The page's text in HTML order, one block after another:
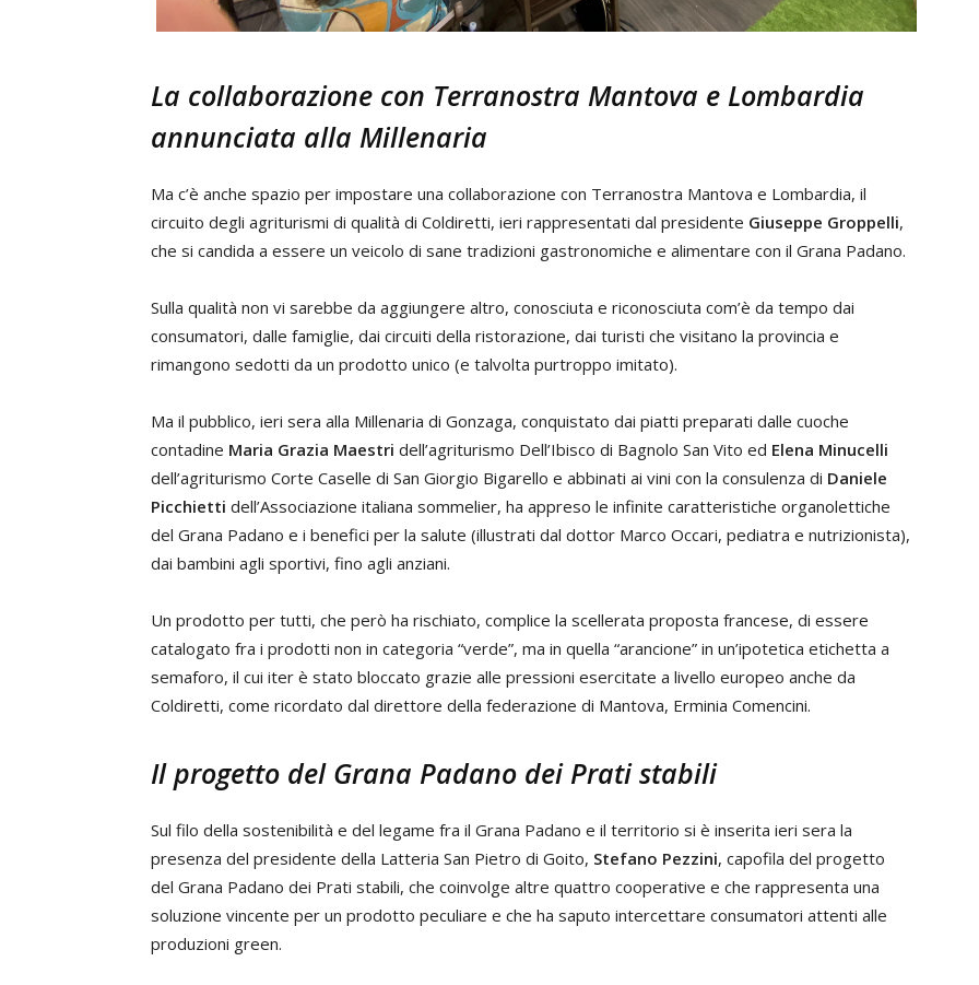
La collaborazione con Terranostra Mantova e Lombardia
annunciata alla Millenaria
Ma c’è anche spazio per impostare una collaborazione con Terranostra Mantova e Lombardia, il
circuito degli agriturismi di qualità di Coldiretti, ieri rappresentati dal presidente Giuseppe Groppelli,
che si candida a essere un veicolo di sane tradizioni gastronomiche e alimentare con il Grana Padano.
Sulla qualità non vi sarebbe da aggiungere altro, conosciuta e riconosciuta com’è da tempo dai
consumatori, dalle famiglie, dai circuiti della ristorazione, dai turisti che visitano la provincia e
rimangono sedotti da un prodotto unico (e talvolta purtroppo imitato).
Ma il pubblico, ieri sera alla Millenaria di Gonzaga, conquistato dai piatti preparati dalle cuoche
contadine Maria Grazia Maestri dell’agriturismo Dell’Ibisco di Bagnolo San Vito ed Elena Minucelli
dell’agriturismo Corte Caselle di San Giorgio Bigarello e abbinati ai vini con la consulenza di Daniele
Picchietti dell’Associazione italiana sommelier, ha appreso le infinite caratteristiche organolettiche
del Grana Padano e i benefici per la salute (illustrati dal dottor Marco Occari, pediatra e nutrizionista),
dai bambini agli sportivi, fino agli anziani.
Un prodotto per tutti, che però ha rischiato, complice la scellerata proposta francese, di essere
catalogato fra i prodotti non in categoria “verde”, ma in quella “arancione” in un’ipotetica etichetta a
semaforo, il cui iter è stato bloccato grazie alle pressioni esercitate a livello europeo anche da
Coldiretti, come ricordato dal direttore della federazione di Mantova, Erminia Comencini.
Il progetto del Grana Padano dei Prati stabili
Sul filo della sostenibilità e del legame fra il Grana Padano e il territorio si è inserita ieri sera la
presenza del presidente della Latteria San Pietro di Goito, Stefano Pezzini, capofila del progetto
del Grana Padano dei Prati stabili, che coinvolge altre quattro cooperative e che rappresenta una
soluzione vincente per un prodotto peculiare e che ha saputo intercettare consumatori attenti alle
produzioni green.